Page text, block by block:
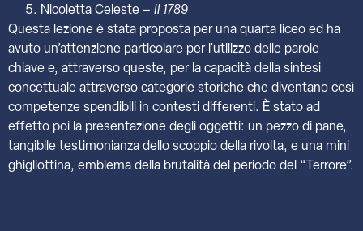
Nicoletta Celeste – Il 1789
Questa lezione è stata proposta per una quarta liceo ed ha
avuto un’attenzione particolare per l’utilizzo delle parole
chiave e, attraverso queste, per la capacità della sintesi
concettuale attraverso categorie storiche che diventano così
competenze spendibili in contesti differenti. È stato ad
effetto poi la presentazione degli oggetti: un pezzo di pane,
tangibile testimonianza dello scoppio della rivolta, e una mini
ghigliottina, emblema della brutalità del periodo del “Terrore”.